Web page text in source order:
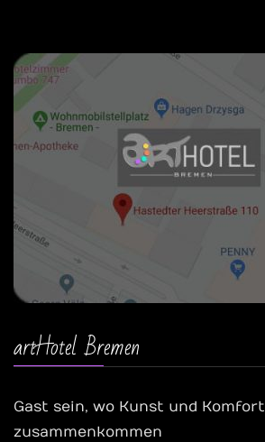
artHotel Bremen
Gast sein, wo Kunst und Komfort
zusammenkommen